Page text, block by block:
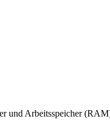
und Arbeitsspeicher